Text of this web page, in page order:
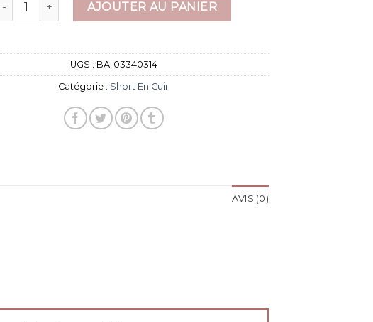
AJOUTER AU PANIER
UGS : BA-03340314
Catégorie : Short En Cuir
AVIS (0)